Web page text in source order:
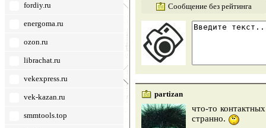
fordiy.ru
energoma.ru
ozon.ru
librachat.ru
vekexpress.ru
vek-kazan.ru
smmtools.top
Сообщение без рейтинга
partizan
что-то
странно.